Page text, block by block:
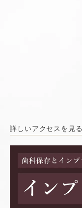
詳しいアクセスを見る